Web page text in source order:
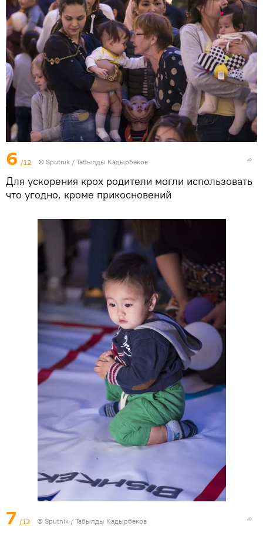
6 /12 © Sputnik / Табылды Кадырбеков
Для ускорения крох родители могли использовать
что угодно, кроме прикосновений
7 /12 © Sputnik / Табылды Кадырбеков